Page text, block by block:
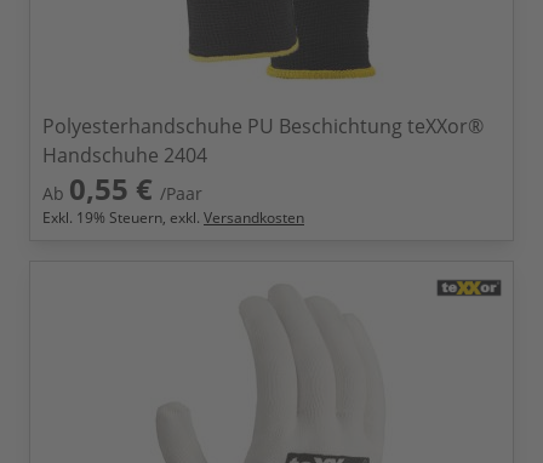
Polyesterhandschuhe PU Beschichtung teXXor®
Handschuhe 2404
Ab 0,55 € /Paar
Exkl. 19% Steuern, exkl. Versandkosten